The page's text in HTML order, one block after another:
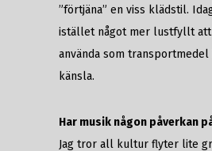
”förtjäna” en viss klädstil.
istället något mer lustfyllt
använda som transportmedel
känsla.
Har musik någon påverkan
Jag tror all kultur flyter lite